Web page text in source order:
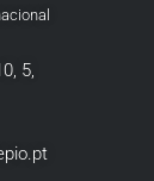
5,